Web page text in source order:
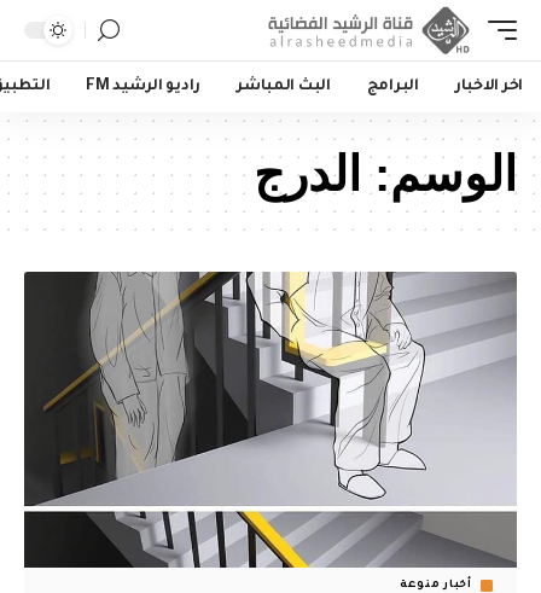
اخر الاخبار البرامج البث المباشر راديو الرشيد FM
الوسم: الدرج
أخبار منوعة